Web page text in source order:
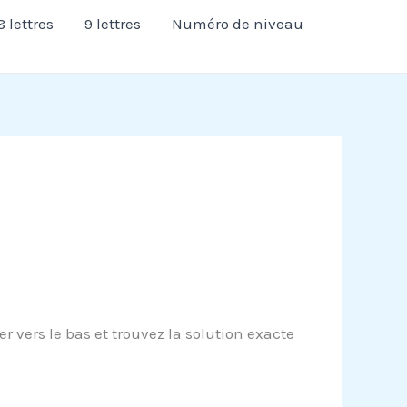
lettres 9 lettres
Numéro de niveau
vers le bas et trouvez la solution exacte